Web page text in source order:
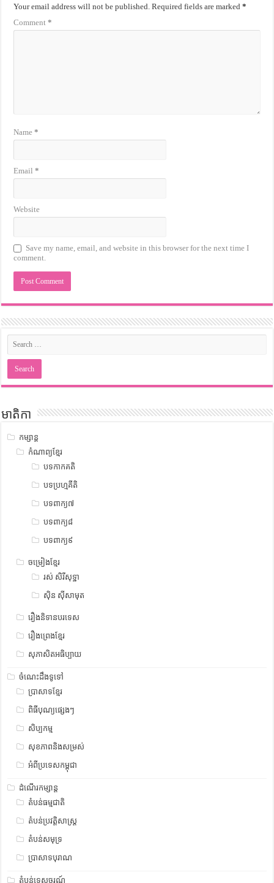
Your email address will not be published. Required fields are marked*
Comment*
Name*
Email*
Website
Save my name, email, and website in this browser for the next time I
comment.
មាតិកា
កម្សាន្ត
កំណាព្យខ្មែរ
បទកាកគតិ
បទប្រហ្មគីតិ
បទពាក្យ៧
បទពាក្យ៨
បទពាក្យ៩
ចម្រៀងខ្មែរ
រស់ សិរីសុទ្ឋា
ស៊ិន ស៊ីសាមុត
រឿងនិទានបរទេស
រឿងព្រេងខ្មែរ
សុភាសិតអធិប្បាយ
ចំណេះដឹងទូទៅ
ប្រាសាទខ្មែរ
ពិធីបុណ្យផ្សេងៗ
សិប្បកម្ម
សុខភាពនិងសម្រស់
អំពីប្រទេសកម្ពុជា
ដំណើរកម្សាន្ត
តំបន់ធម្មជាតិ
តំបន់ប្រវត្តិសាស្រ្ត
តំបន់សមុទ្រ
ប្រាសាទបុរាណ
តំបន់ទេសចរណ៍